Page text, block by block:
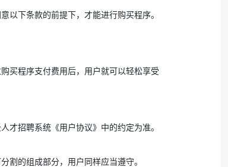
以下条款的前提下，才能进行购买程序。
买程序支付费用后，用户就可以轻松享受
才招聘系统《用户协议》中的约定为准。
割的组成部分，用户同样应当遵守。